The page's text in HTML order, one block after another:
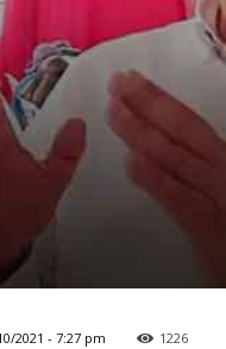
2021 - 7:27 pm 1226